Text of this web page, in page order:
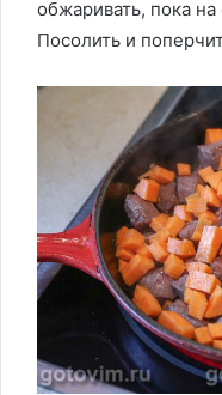
обжаривать, пока
Посолить и